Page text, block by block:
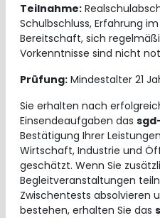
Teilnahme:
Schulbschluss, Erfahrung
Bereitschaft, sich
Vorkenntnisse sind nicht
Prüfung: Mindestalter 21
Sie erhalten nach
Einsendeaufgaben das
Bestätigung Ihrer
Wirtschaft, Industrie und
geschätzt. Wenn Sie
Begleitveranstaltungen
Zwischentests absolvieren
bestehen, erhalten Sie das